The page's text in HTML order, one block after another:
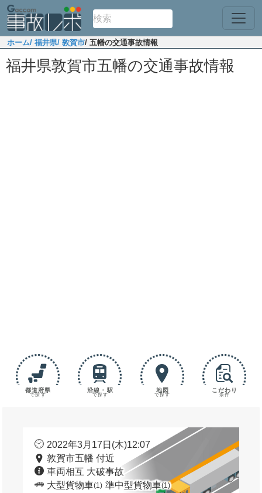
ホーム/ 福井県/ 敦賀市/ 五幡の交通事故情報
福井県敦賀市五幡の交通事故情報
都道府県
で探す
沿線・駅
で探す
地図
で探す
こだわり
条件
2022年3月17日(木)12:07
敦賀市五幡 付近
車両相互 大破事故
大型貨物車(1) 準中型貨物車(1)